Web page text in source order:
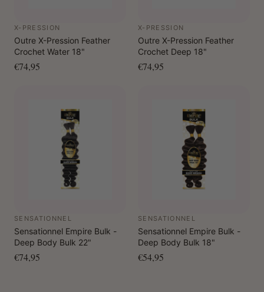
X-PRESSION
Outre X-Pression Feather
Crochet Water 18"
€74,95
X-PRESSION
Outre X-Pression Feather
Crochet Deep 18"
€74,95
SENSATIONNEL
Sensationnel Empire Bulk -
Deep Body Bulk 22"
€74,95
SENSATIONNEL
Sensationnel Empire Bulk -
Deep Body Bulk 18"
€54,95